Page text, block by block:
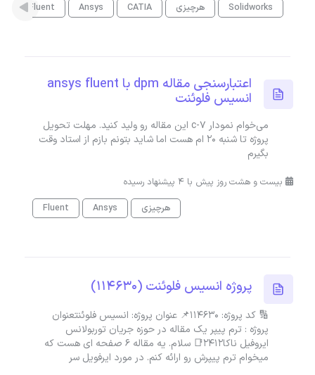
Solidworks
هرچیزی CATIA
Ansys
Fluent
اعتبارسنجی مقاله dpm با ansys fluent
انسیس فلوئنت
می‌خوام نمودار 7-c این مقاله رو ولید کنید. مهلت تحویل
پروژه تا شنبه 20 ام هست اما شاید بتونم بازم از استاد وقت
بگیرم
بیست و هشت روز پیش با 4 پیشنهاد رسیده
هرچیزی
Ansys
Fluent
پروژه انسیس فلوئنت (114630)
🔢 کد پروژه: 114630📌 عنوان پروژه: انسیس فلوئنتعنوان
پروژه : ترم پیپر یک مقاله در حوزه جریان توربولانس
ایروفیل ناکا2412📑 سلام. یه مقاله 6 صفحه ای هست که
میخوام ترم پیپرش رو ارائه کنم. در مورد ایرفویل سر